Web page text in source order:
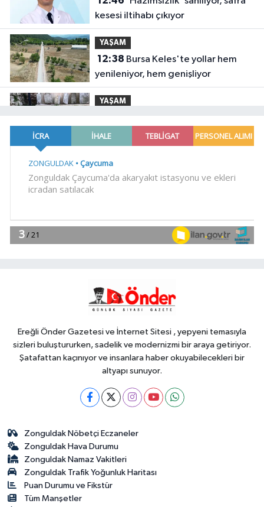
kesesi iltihabı çıkıyor
YAŞAM
12:38
yenileniyor, hem genişliyor
YAŞAM
taşlarına saldırı sonrası restorasyon
12:26Denizli Büyükşehir'den
12:14
Karadeniz' ekibini ağırladı! Film
Ereğli Önder Gazetesi ve İnternet Sitesi , yepyeni temasıyla
sizleri buluştururken, sadelik ve modernizmi bir araya getiriyor.
Şatafattan kaçınıyor ve insanlara haber okuyabilecekleri bir
altyapı sunuyor.
Zonguldak Nöbetçi Eczaneler
Zonguldak Hava Durumu
Zonguldak Namaz Vakitleri
Zonguldak Trafik Yoğunluk Haritası
Puan Durumu ve Fikstür
Tüm Manşetler